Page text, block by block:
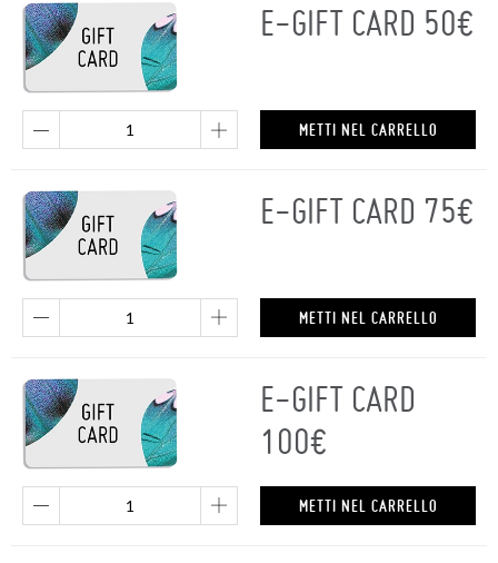
E-GIFT CARD 50€
METTI NEL CARRELLO
E-GIFT CARD 75€
METTI NEL CARRELLO
E-GIFT CARD
100€
METTI NEL CARRELLO